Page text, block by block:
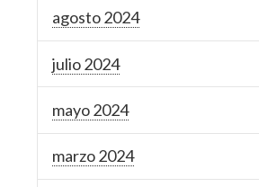
agosto 2024
julio 2024
mayo 2024
marzo 2024